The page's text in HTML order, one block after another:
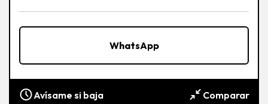
WhatsApp
Avísame si baja Comparar